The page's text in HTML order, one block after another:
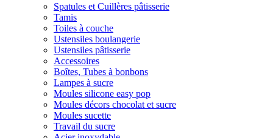
Spatules et Cuillères pâtisserie
Tamis
Toiles à couche
Ustensiles boulangerie
Ustensiles pâtisserie
Accessoires
Boîtes, Tubes à bonbons
Lampes à sucre
Moules silicone easy pop
Moules décors chocolat et sucre
Moules sucette
Travail du sucre